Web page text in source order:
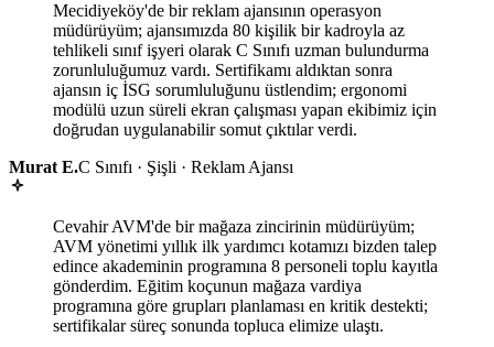
Mecidiyeköy'de bir reklam ajansının operasyon
müdürüyüm; ajansımızda 80 kişilik bir kadroyla az
tehlikeli sınıf işyeri olarak C Sınıfı uzman bulundurma
zorunluluğumuz vardı. Sertifikamı aldıktan sonra
ajansın iç İSG sorumluluğunu üstlendim; ergonomi
modülü uzun süreli ekran çalışması yapan ekibimiz için
doğrudan uygulanabilir somut çıktılar verdi.
Murat E.C Sınıfı · Şişli · Reklam Ajansı
Cevahir AVM'de bir mağaza zincirinin müdürüyüm;
AVM yönetimi yıllık ilk yardımcı kotamızı bizden talep
edince akademinin programına 8 personeli toplu kayıtla
gönderdim. Eğitim koçunun mağaza vardiya
programına göre grupları planlaması en kritik destekti;
sertifikalar süreç sonunda topluca elimize ulaştı.